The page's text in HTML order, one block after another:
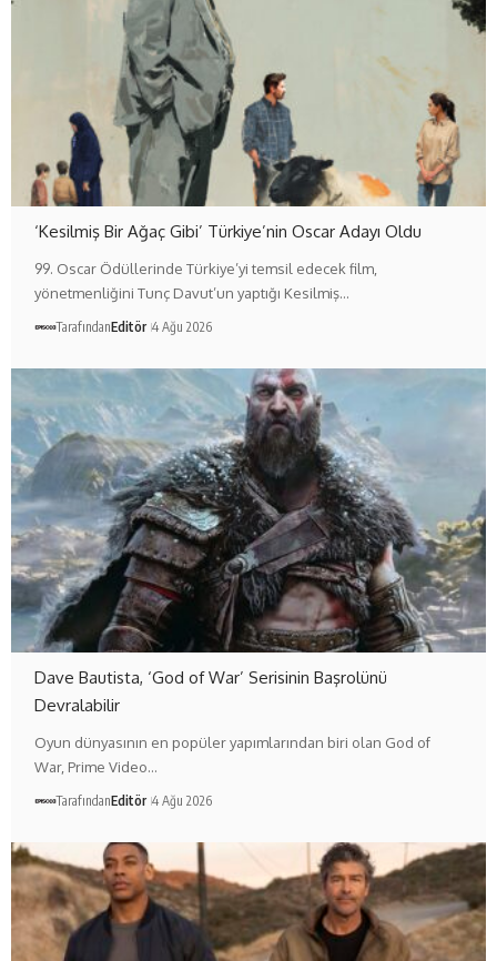
‘Kesilmiş Bir Ağaç Gibi’ Türkiye’nin Oscar Adayı Oldu
99. Oscar Ödüllerinde Türkiye’yi temsil edecek film,
yönetmenliğini Tunç Davut’un yaptığı Kesilmiş…
TarafındanEditör 4 Ağu 2026
Dave Bautista, ‘God of War’ Serisinin Başrolünü
Devralabilir
Oyun dünyasının en popüler yapımlarından biri olan God of
War, Prime Video…
TarafındanEditör 4 Ağu 2026